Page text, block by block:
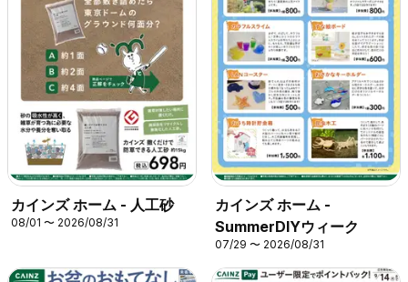
カインズ ホーム - 人工砂
08/01 〜 2026/08/31
カインズ ホーム -
SummerDIYウィーク
07/29 〜 2026/08/31